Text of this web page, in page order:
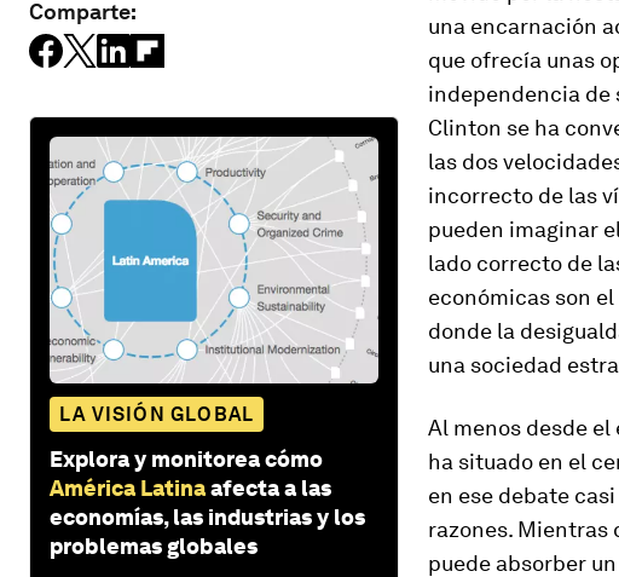
Comparte:
LA VISIÓN GLOBAL
Explora y monitorea cómo
América Latinaafecta a las
economías, las industrias y los
problemas globales
una encarnación
que ofrecía unas
independencia de
Clinton se ha
las dos
incorrecto de las
pueden imaginar
lado correcto de
económicas son
donde la
una sociedad
Al menos desde
ha situado en el
en ese debate
razones. Mientras
puede absorber